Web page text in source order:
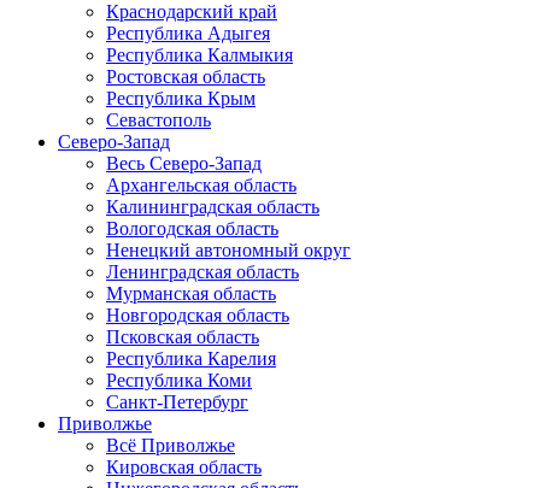
Краснодарский край
Республика Адыгея
Республика Калмыкия
Ростовская область
Республика Крым
Севастополь
Северо-Запад
Весь Северо-Запад
Архангельская область
Калининградская область
Вологодская область
Ненецкий автономный округ
Ленинградская область
Мурманская область
Новгородская область
Псковская область
Республика Карелия
Республика Коми
Санкт-Петербург
Приволжье
Всё Приволжье
Кировская область